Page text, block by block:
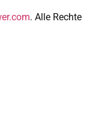
. Alle Rechte